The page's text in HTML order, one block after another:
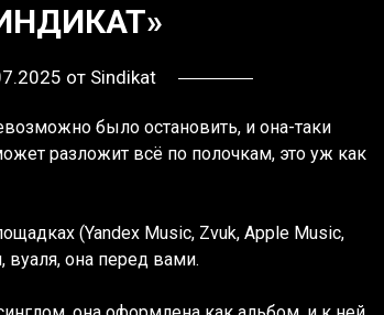
от Sindikat
было остановить, и она-таки
разложит всё по полочкам, это уж как
(Yandex Music, Zvuk, Apple Music,
вуаля, она перед вами.